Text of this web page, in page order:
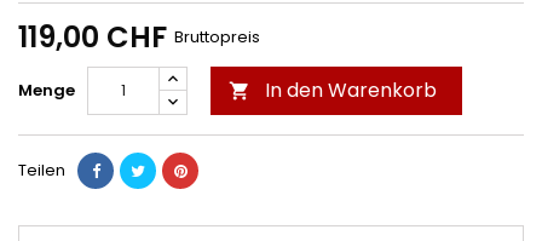
119,00 CHF Bruttopreis
Menge  In den Warenkorb
Teilen